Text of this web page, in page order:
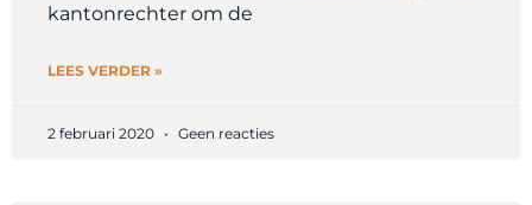
kantonrechter om de
LEES VERDER »
2 februari 2020 Geen reacties